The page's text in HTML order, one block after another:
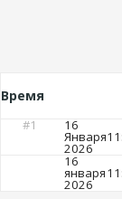
Время
#1 16
Января
2026
16
января
2026